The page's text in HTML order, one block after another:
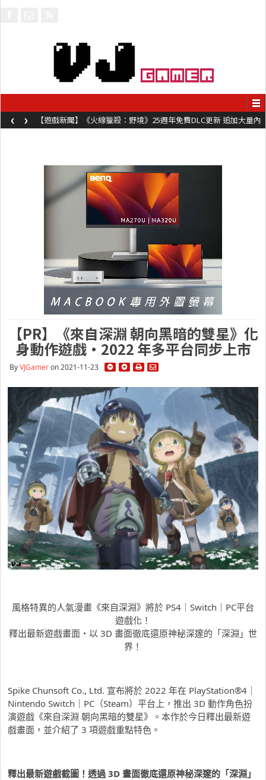
【遊戲新聞】《火線獵殺：野境》25週年免費DLC更新 追加大量內
容同時系舊作限時超平價折扣
‹ ›
【PR】《來自深淵 朝向黑暗的雙星》化
身動作遊戲・2022 年多平台同步上市
ByVJGameron 2021-11-23
風格特異的人氣漫畫《來自深淵》將於 PS4｜Switch｜PC平台
遊戲化！
釋出最新遊戲畫面・以 3D 畫面徹底還原神秘深邃的「深淵」世
界！
Spike Chunsoft Co., Ltd. 宣布將於 2022 年在 PlayStation®4｜
Nintendo Switch｜PC（Steam）平台上，推出 3D 動作角色扮
演遊戲《來自深淵 朝向黑暗的雙星》。本作於今日釋出最新遊
戲畫面，並介紹了 3 項遊戲重點特色。
釋出最新遊戲截圖！透過 3D 畫面徹底還原神秘深邃的「深淵」